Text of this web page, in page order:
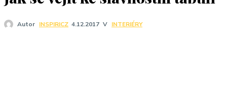
Autor INSPIRICZ 4.12.2017 V INTERIÉRY